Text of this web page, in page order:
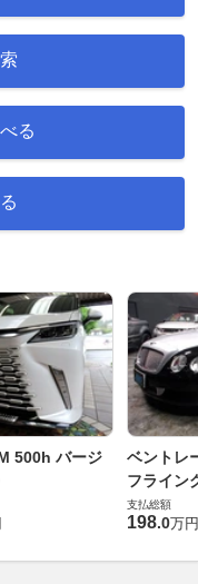
る
500h バージ
ベントレ
フライン
支払総額
198.0万円